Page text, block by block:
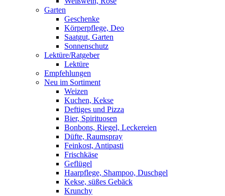
Garten
Geschenke
Körperpflege, Deo
Saatgut, Garten
Sonnenschutz
Lektüre/Ratgeber
Lektüre
Empfehlungen
Neu im Sortiment
Weizen
Kuchen, Kekse
Deftiges und Pizza
Bier, Spirituosen
Bonbons, Riegel, Leckereien
Düfte, Raumspray
Feinkost, Antipasti
Frischkäse
Geflügel
Haarpflege, Shampoo, Duschgel
Kekse, süßes Gebäck
Krunchy